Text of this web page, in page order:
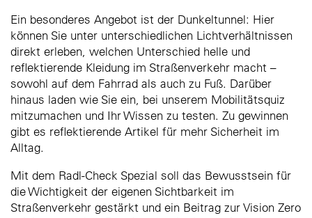
Ein besonderes Angebot ist der Dunkeltunnel: Hier
können Sie unter unterschiedlichen Lichtverhältnissen
direkt erleben, welchen Unterschied helle und
reflektierende Kleidung im Straßenverkehr macht –
sowohl auf dem Fahrrad als auch zu Fuß. Darüber
hinaus laden wie Sie ein, bei unserem Mobilitätsquiz
mitzumachen und Ihr Wissen zu testen. Zu gewinnen
gibt es reflektierende Artikel für mehr Sicherheit im
Alltag.
Mit dem Radl-Check Spezial soll das Bewusstsein für
die Wichtigkeit der eigenen Sichtbarkeit im
Straßenverkehr gestärkt und ein Beitrag zur Vision Zero